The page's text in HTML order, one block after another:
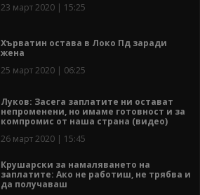
23 март 2020 | 15:25
Хърватин остава в Локо Пд заради
жена
25 март 2020 | 06:25
Луков: Засега заплатите ни остават
непроменени, но имаме готовност и за
компромис от наша страна (видео)
26 март 2020 | 15:45
Крушарски за намаляването на
заплатите: Ако не работиш, не трябва и
да получаваш